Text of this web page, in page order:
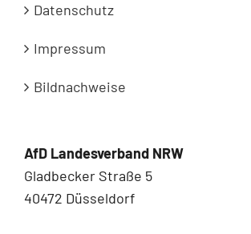
Datenschutz
Impressum
Bildnachweise
AfD Landesverband NRW
Gladbecker Straße 5
40472 Düsseldorf